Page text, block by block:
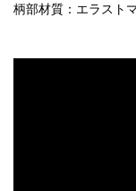
柄部材質：エラスト